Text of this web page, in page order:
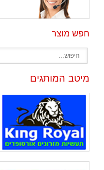
חפש מוצר
מיטב המותגים